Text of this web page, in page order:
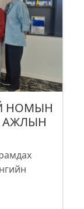
НОМЫН
АЖЛЫН